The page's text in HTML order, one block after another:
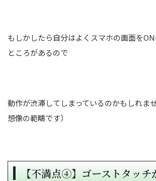
もしかしたら自分はよくスマホの画面を
ところがあるので
動作が渋滞してしまっているのかもしれま
想像の範疇です）
【不満点④】ゴーストタッチ